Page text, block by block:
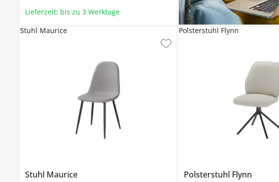
Lieferzeit: bis zu 3 Werktage
Stuhl Maurice
Stuhl Maurice
Polsterstuhl Flynn
Polsterstuhl Flynn